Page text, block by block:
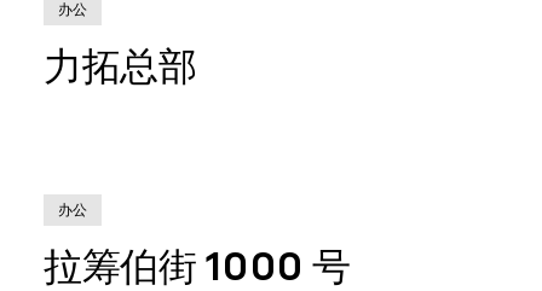
办公
力拓总部
办公
拉筹伯街 1000 号